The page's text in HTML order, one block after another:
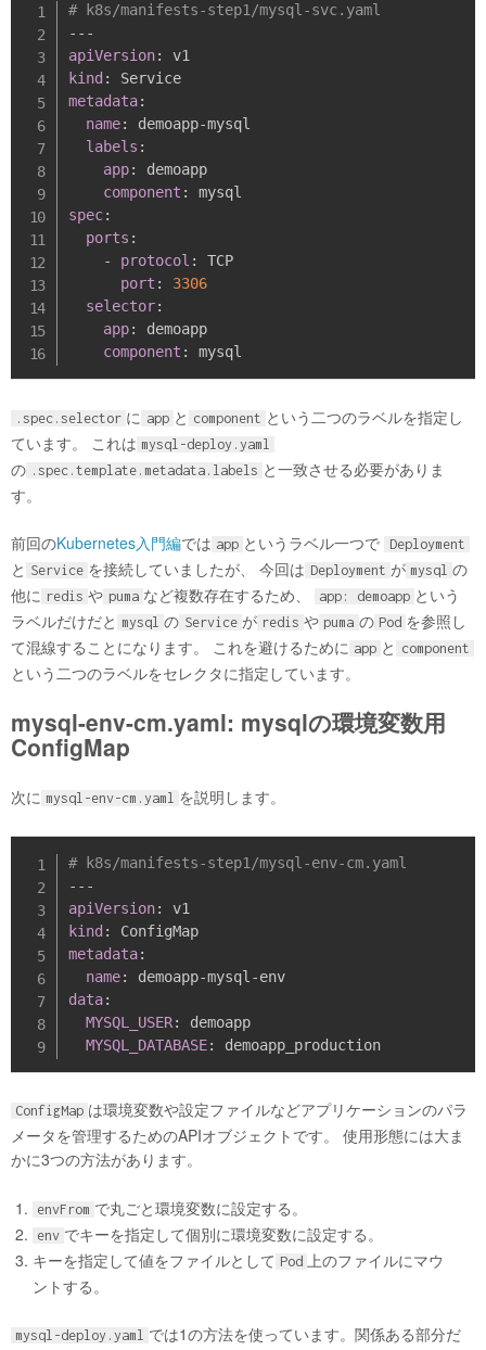
# k8s/manifests-step1/mysql-svc.yaml
---
apiVersion:
kind :
metadata:
name: demoapp-mysql
labels :
app:
demoapp
component :
spec:
ports :
-
protocol :
TCP
port :
3306
selector:
app:
demoapp
component :
.spec.selector に app と component という二つのラベルを指定し
ています。 これは mysql-deploy.yaml
の .spec.template.metadata.labels と一致させる必要がありま
す。
前回のKubernetes入門編では app というラベル一つで Deployment
と Service を接続していましたが、 今回は Deployment が mysql の
他に redis や puma など複数存在するため、 app: demoapp という
ラベルだけだと mysql の Service が redis や puma の Pod を参照し
て混線することになります。 これを避けるために app と component
という二つのラベルをセレクタに指定しています。
mysql-env-cm.yaml: mysqlの環境変数用
ConfigMap
次に mysql-env-cm.yaml を説明します。
# k8s/manifests-step1/mysql-env-cm.yaml
---
apiVersion:
kind :
metadata:
name: demoapp-mysql -
data:
MYSQL_USER:
demoapp
MYSQL_DATABASE:
ConfigMap は環境変数や設定ファイルなどアプリケーションのパラ
メータを管理するためのAPIオブジェクトです。 使用形態には大ま
かに3つの方法があります。
envFrom で丸ごと環境変数に設定する。
env でキーを指定して個別に環境変数に設定する。
キーを指定して値をファイルとして Pod
上のファイルにマウ
ントする。
mysql-deploy.yaml では1の方法を使っています。関係ある部分だ